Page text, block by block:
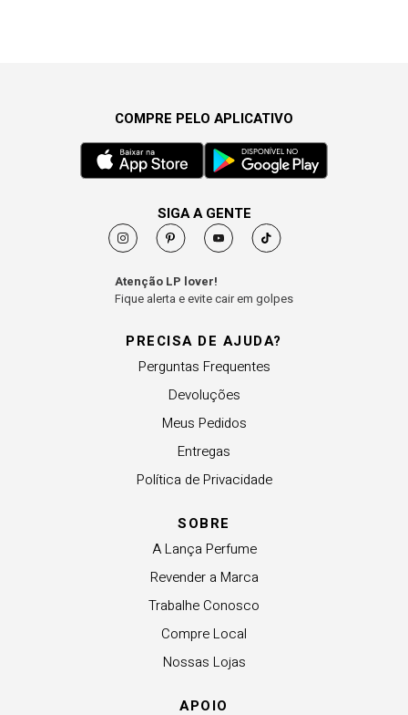
PRECISA DE AJUDA?
Perguntas Frequentes
Devoluções
Meus Pedidos
Entregas
Política de Privacidade
SOBRE
A Lança Perfume
Revender a Marca
Trabalhe Conosco
Compre Local
Nossas Lojas
APOIO
COMPRE PELO APLICATIVO
SIGA A GENTE
Atenção LP lover!
Fique alerta e evite cair em golpes